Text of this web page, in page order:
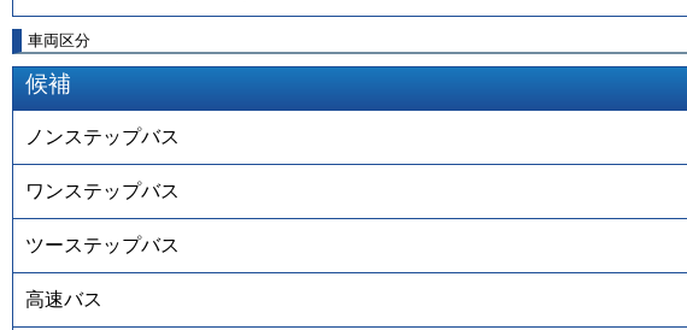
車両区分
候補
ノンステップバス
ワンステップバス
ツーステップバス
高速バス